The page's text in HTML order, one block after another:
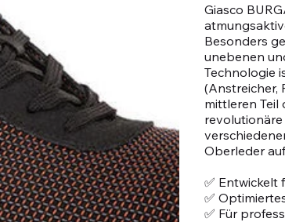
Giasco
Besonders
unebenen
Technologie
(Anstreicher,
mittleren Teil
revolutionäre
Oberleder
✅ Entwickelt
✅
✅ Für